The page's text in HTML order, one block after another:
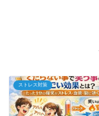
ストレス対策